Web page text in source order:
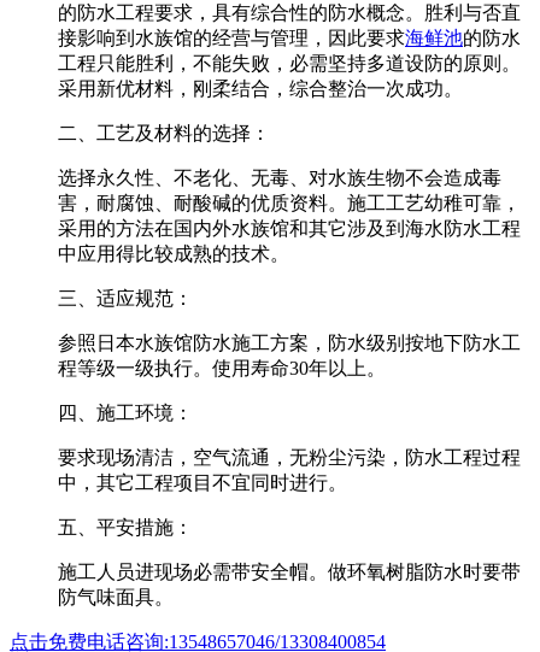
的防水工程要求，具有综合性的防水概念。胜利与否直
接影响到水族馆的经营与管理，因此要求海鲜池的防水
工程只能胜利，不能失败，必需坚持多道设防的原则。
采用新优材料，刚柔结合，综合整治一次成功。
二、工艺及材料的选择：
选择永久性、不老化、无毒、对水族生物不会造成毒
害，耐腐蚀、耐酸碱的优质资料。施工工艺幼稚可靠，
采用的方法在国内外水族馆和其它涉及到海水防水工程
中应用得比较成熟的技术。
三、适应规范：
参照日本水族馆防水施工方案，防水级别按地下防水工
程等级一级执行。使用寿命30年以上。
四、施工环境：
要求现场清洁，空气流通，无粉尘污染，防水工程过程
中，其它工程项目不宜同时进行。
五、平安措施：
施工人员进现场必需带安全帽。做环氧树脂防水时要带
防气味面具。
点击免费电话咨询:13548657046/13308400854